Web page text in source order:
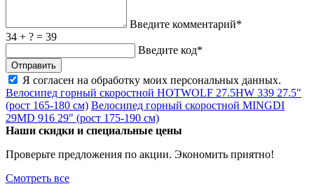
Введите комментарий*
34 + ? = 39
Введите код*
Я согласен на обработку моих персональных данных.
Велосипед горный скоростной HOTWOLF 27.5HW 339 27.5"
(рост 165-180 см) Велосипед горный скоростной MINGDI
29MD 916 29" (рост 175-190 см)
Наши скидки и специальные цены
Проверьте предложения по акции. Экономить приятно!
Смотреть все